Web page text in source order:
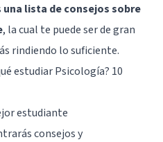
una lista de consejos sobre
, la cual te puede ser de gran
rindiendo lo suficiente.
estudiar Psicología? 10
estudiante
consejos y